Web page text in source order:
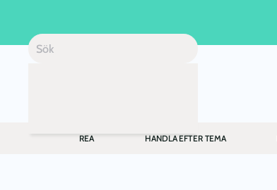
Skip to main content
REA HANDLA EFTER TEMA